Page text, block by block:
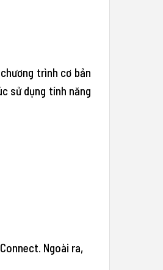
trình cơ bản
sử dụng tính năng
Ngoài ra,